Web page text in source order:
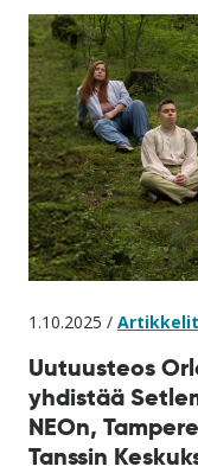
1.10.2025 / Artikkelit
Uutuusteos
yhdistää
NEOn,
Tanssin